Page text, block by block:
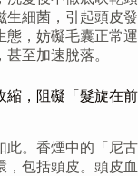
生細菌，引起頭皮發
態，妨礙毛囊正常運
至加速脫落。
縮，阻礙「髮旋在前
此。香煙中的「尼古
包括頭皮。頭皮血